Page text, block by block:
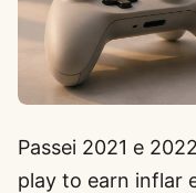
Passei 2021 e
play to earn inflar